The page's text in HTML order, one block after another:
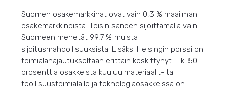
Suomen osakemarkkinat ovat vain 0,3 % maailman
osakemarkkinoista. Toisin sanoen sijoittamalla vain
Suomeen menetät 99,7 % muista
sijoitusmahdollisuuksista. Lisäksi Helsingin pörssi on
toimialahajautukseltaan erittäin keskittynyt. Liki 50
prosenttia osakkeista kuuluu materiaalit- tai
teollisuustoimialalle ja teknologiaosakkeissa on